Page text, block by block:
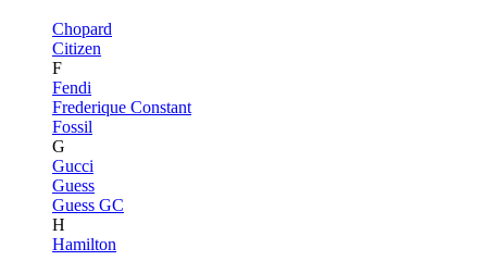
Chopard
Citizen
F
Fendi
Frederique Constant
Fossil
G
Gucci
Guess
Guess GC
H
Hamilton